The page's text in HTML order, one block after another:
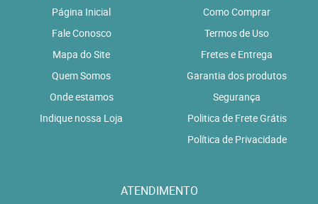
Página Inicial
Fale Conosco
Mapa do Site
Quem Somos
Onde estamos
Indique nossa Loja
Como Comprar
Termos de Uso
Fretes e Entrega
Garantia dos produtos
Segurança
Politica de Frete Grátis
Política de Privacidade
ATENDIMENTO